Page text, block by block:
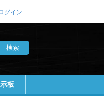
グイン
板